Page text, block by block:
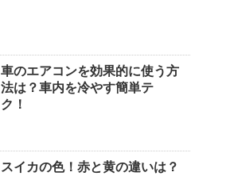
車のエアコンを効果的に使う方
法は？車内を冷やす簡単テ
ク！
スイカの色！赤と黄の違いは？